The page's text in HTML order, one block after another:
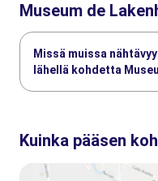
Museum de
Missä muissa
lähellä kohdetta
Kuinka pääsen